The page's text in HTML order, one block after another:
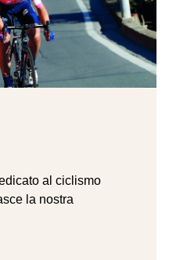
al ciclismo
la nostra